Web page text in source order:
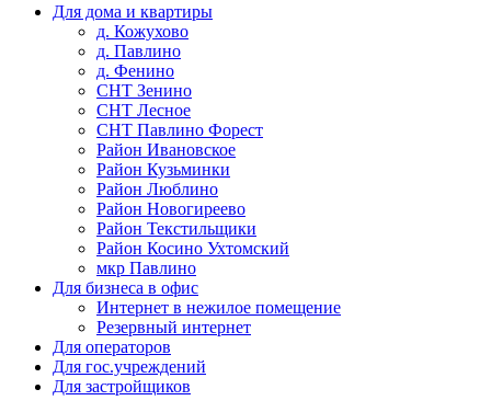
Для дома и квартиры
д. Кожухово
д. Павлино
д. Фенино
СНТ Зенино
СНТ Лесное
СНТ Павлино Форест
Район Ивановское
Район Кузьминки
Район Люблино
Район Новогиреево
Район Текстильщики
Район Косино Ухтомский
мкр Павлино
Для бизнеса в офис
Интернет в нежилое помещение
Резервный интернет
Для операторов
Для гос.учреждений
Для застройщиков